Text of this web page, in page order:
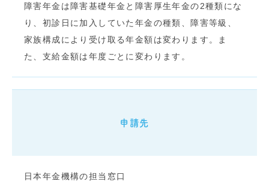
障害年金は障害基礎年金と障害厚生年金の2種類にな
り、初診日に加入していた年金の種類、障害等級、
家族構成により受け取る年金額は変わります。ま
た、支給金額は年度ごとに変わります。
申請先
日本年金機構の担当窓口